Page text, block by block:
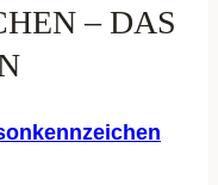
– DAS